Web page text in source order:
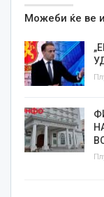
Можеби ќе ве